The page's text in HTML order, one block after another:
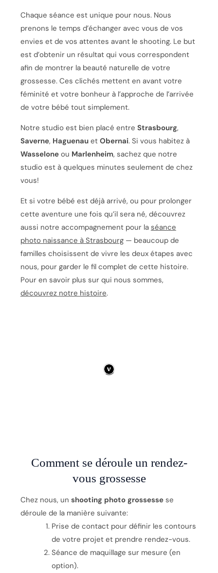
Chaque séance est unique pour nous. Nous
prenons le temps d’échanger avec vous de vos
envies et de vos attentes avant le shooting. Le but
est d’obtenir un résultat qui vous correspondent
afin de montrer la beauté naturelle de votre
grossesse. Ces clichés mettent en avant votre
féminité et votre bonheur à l’approche de l’arrivée
de votre bébé tout simplement.
Notre studio est bien placé entre Strasbourg,
Saverne, Haguenauet Obernai. Si vous habitez à
Wasseloneou Marlenheim, sachez que notre
studio est à quelques minutes seulement de chez
vous!
Et si votre bébé est déjà arrivé, ou pour prolonger
cette aventure une fois qu’il sera né, découvrez
aussi notre accompagnement pour la séance
photo naissance à Strasbourg— beaucoup de
familles choisissent de vivre les deux étapes avec
nous, pour garder le fil complet de cette histoire.
Pour en savoir plus sur qui nous sommes,
découvrez notre histoire.
Comment se déroule un rendez-
vous grossesse
Chez nous, un shooting photo grossessese
déroule de la manière suivante:
Prise de contact pour définir les contours
de votre projet et prendre rendez-vous.
Séance de maquillage sur mesure (en
option).